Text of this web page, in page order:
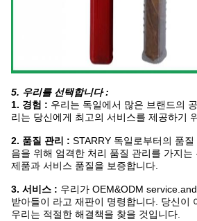
5. 우리를 선택합니다 :
1. 경험 : 우리는 독일에서 많은 브랜드의
리는 당신에게 최고의 서비스를 제공하기
2. 품질 관리 : STARRY 독일로부터의 품
음을 위해 엄격한 처리 품질 관리를 가지는
제품과 서비스 품질을 보증합니다.
3. 서비스 : 우리가 OEM&ODM
받아들이 라고 재판이 명령합니다. 당신이
우리는 적절한 해결책을 찾을 것입니다.